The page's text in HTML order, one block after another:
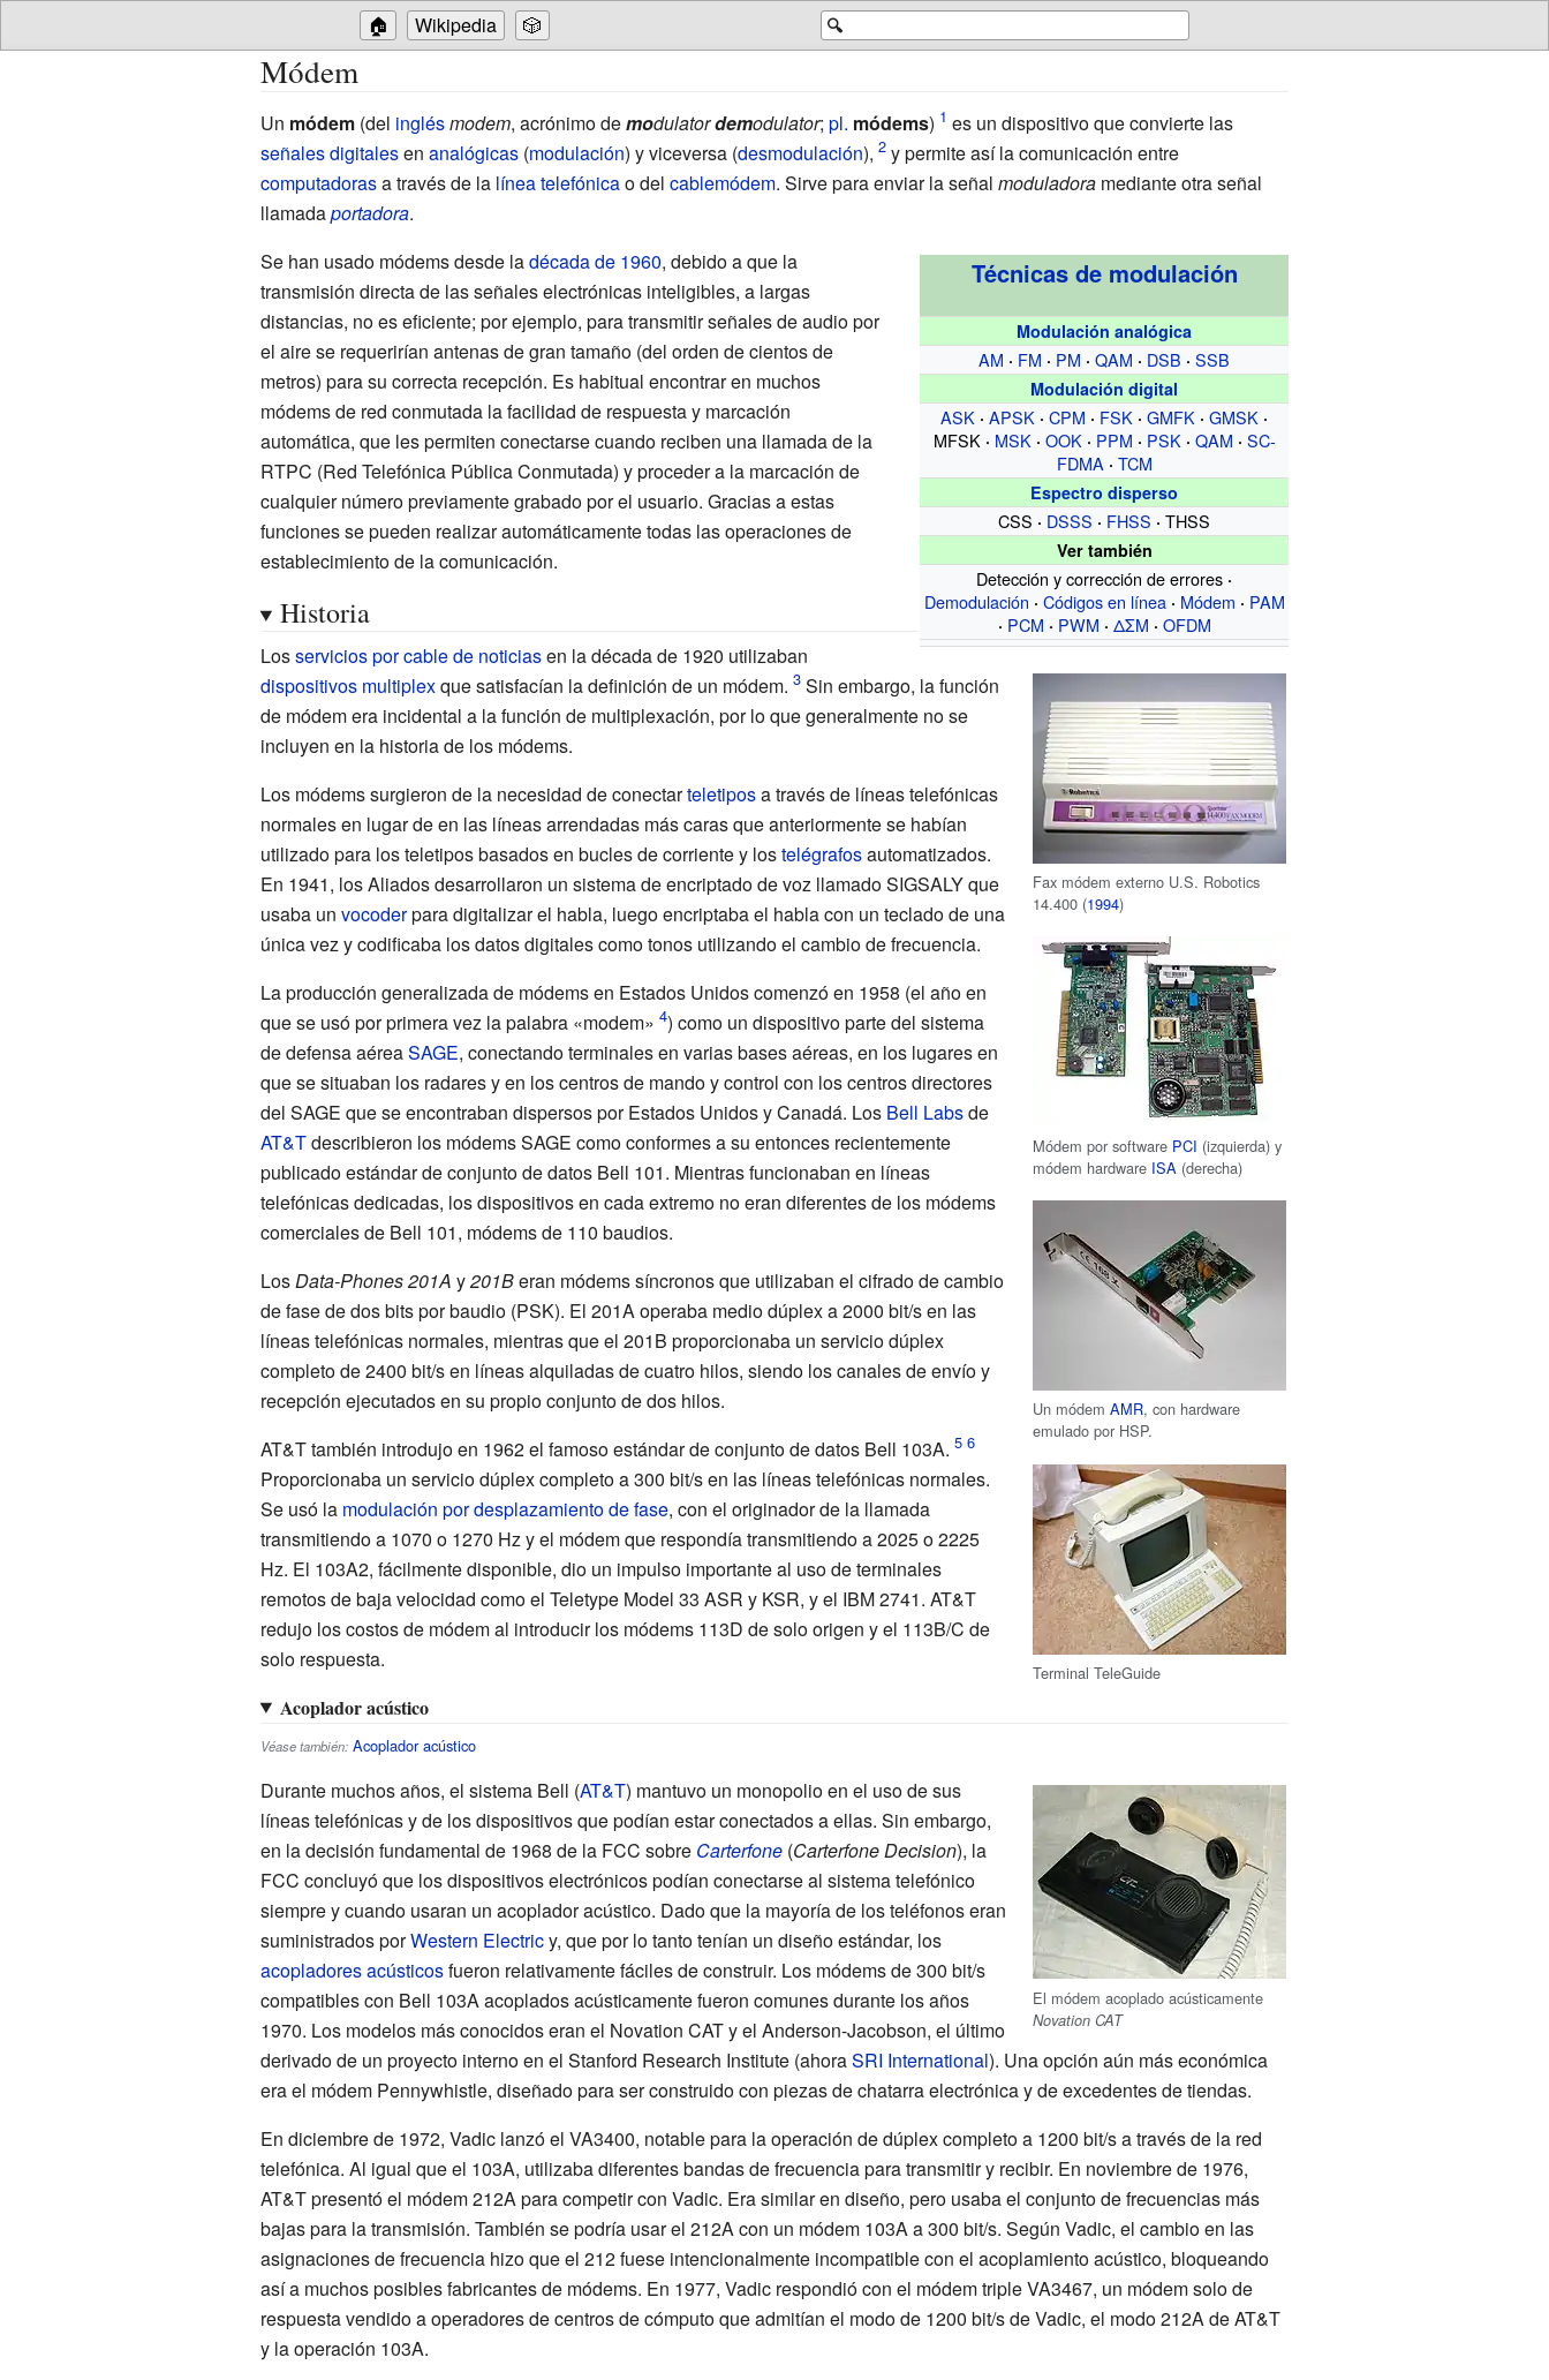
🔍
🏠 Wikipedia 🎲
Módem
Un módem(del inglésmodem, acrónimo demodulatordemodulator; pl. módems)
es un dispositivo que convierte las
señales digitalesen analógicas(modulación) y viceversa (desmodulación), y permite así la comunicación entre
computadorasa través de la línea telefónicao del cablemódem. Sirve para enviar la señal moduladoramediante otra señal
llamadaportadora.
Técnicas de modulación
Modulación analógica
AM FM PM QAM DSB SSB
Modulación digital
ASK APSK CPM FSK GMFK
GMSK
MFSK
MSK OOK PPM PSK QAM
SC-
FDMA
TCM
Espectro disperso
CSS DSSS FHSS THSS
Ver también
Detección y corrección de errores
Demodulación
Códigos en línea Módem
PAM
PCM
PWM ΔΣM OFDM
Fax módem externo U.S. Robotics
14.400 (1994)
Módem por software PCI (izquierda) y
módem hardware ISA (derecha)
Un módemAMR, con hardware
emulado por HSP.
Se han usado módems desde ladécada de 1960, debido a que la
transmisión directa de las señales electrónicas inteligibles, a largas
distancias, no es eficiente; por ejemplo, para transmitir señales de audio por
el aire se requerirían antenas de gran tamaño (del orden de cientos de
metros) para su correcta recepción. Es habitual encontrar en muchos
módems de red conmutada la facilidad de respuesta y marcación
automática, que les permiten conectarse cuando reciben una llamada de la
RTPC (Red Telefónica Pública Conmutada) y proceder a la marcación de
cualquier número previamente grabado por el usuario. Gracias a estas
funciones se pueden realizar automáticamente todas las operaciones de
establecimiento de la comunicación.
Historia
Terminal TeleGuide
Losservicios por cable de noticiasen la década de 1920 utilizaban
dispositivos multiplexque satisfacían la definición de un módem. Sin embargo, la función
de módem era incidental a la función de multiplexación, por lo que generalmente no se
incluyen en la historia de los módems.
Los módems surgieron de la necesidad de conectarteletiposa través de líneas telefónicas
normales en lugar de en las líneas arrendadas más caras que anteriormente se habían
utilizado para los teletipos basados en bucles de corrientey lostelégrafosautomatizados.
En 1941, los Aliados desarrollaron un sistema de encriptado de voz llamadoSIGSALYque
usaba un vocoderpara digitalizar el habla, luego encriptaba el habla con un teclado de una
única vez y codificaba los datos digitales como tonos utilizando el cambio de frecuencia.
La producción generalizada de módems en Estados Unidos comenzó en 1958 (el año en
que se usó por primera vez la palabra «modem» ) como un dispositivo parte del sistema
de defensa aéreaSAGE, conectando terminales en varias bases aéreas, en los lugares en
que se situaban los radares y en los centros de mando y control con los centros directores
del SAGE que se encontraban dispersos por Estados Unidos y Canadá. Los Bell Labsde
AT&Tdescribieron los módems SAGE como conformes a su entonces recientemente
publicado estándar deconjunto de datos Bell 101. Mientras funcionaban en líneas
telefónicas dedicadas, los dispositivos en cada extremo no eran diferentes de los módems
comerciales de Bell 101, módems de 110 baudios.
Los Data-Phones 201A y201Beran módems síncronos que utilizaban el cifrado de cambio
de fase de dos bits por baudio (PSK). El 201A operaba medio dúplex a 2000 bit/s en las
líneas telefónicas normales, mientras que el 201B proporcionaba un servicio dúplex
completo de 2400 bit/s en líneas alquiladas de cuatro hilos, siendo los canales de envío y
recepción ejecutados en su propio conjunto de dos hilos.
AT&T también introdujo en 1962 el famoso estándar de conjunto de datos Bell 103A.
Proporcionaba un servicio dúplex completo a 300 bit/s en las líneas telefónicas normales.
Se usó la modulación por desplazamiento de fase, con el originador de la llamada
transmitiendo a 1070 o 1270 Hz y el módem que respondía transmitiendo a 2025 o 2225
Hz. El 103A2, fácilmente disponible, dio un impulso importante al uso de terminales
remotos de baja velocidad como el Teletype Model 33 ASR y KSR, y el IBM 2741. AT&T
redujo los costos de módem al introducir los módems 113D de solo origen y el 113B/C de
solo respuesta.
Acoplador acústico
Véase también: Acoplador acústico
El módem acoplado acústicamente
Novation CAT
Durante muchos años, el sistema Bell (AT&T) mantuvo un monopolio en el uso de sus
líneas telefónicas y de los dispositivos que podían estar conectados a ellas. Sin embargo,
en la decisión fundamental de 1968 de la FCC sobre Carterfone(Carterfone Decision), la
FCC concluyó que los dispositivos electrónicos podían conectarse al sistema telefónico
siempre y cuando usaran un acoplador acústico. Dado que la mayoría de los teléfonos eran
suministrados porWestern Electricy, que por lo tanto tenían un diseño estándar, los
acopladores acústicosfueron relativamente fáciles de construir. Los módems de 300 bit/s
compatibles con Bell 103A acoplados acústicamente fueron comunes durante los años
1970. Los modelos más conocidos eran el Novation CATy el Anderson-Jacobson, el último
derivado de un proyecto interno en el Stanford Research Institute (ahoraSRI International). Una opción aún más económica
era el módem Pennywhistle, diseñado para ser construido con piezas de chatarra electrónica y de excedentes de tiendas.
En diciembre de 1972, Vadiclanzó el VA3400, notable para la operación de dúplex completo a 1200 bit/s a través de la red
telefónica. Al igual que el 103A, utilizaba diferentes bandas de frecuencia para transmitir y recibir. En noviembre de 1976,
AT&T presentó el módem 212A para competir con Vadic. Era similar en diseño, pero usaba el conjunto de frecuencias más
bajas para la transmisión. También se podría usar el 212A con un módem 103A a 300 bit/s. Según Vadic, el cambio en las
asignaciones de frecuencia hizo que el 212 fuese intencionalmente incompatible con el acoplamiento acústico, bloqueando
así a muchos posibles fabricantes de módems. En 1977, Vadic respondió con el módem triple VA3467, un módem solo de
respuesta vendido a operadores de centros de cómputo que admitían el modo de 1200 bit/s de Vadic, el modo 212A de AT&T
y la operación 103A.